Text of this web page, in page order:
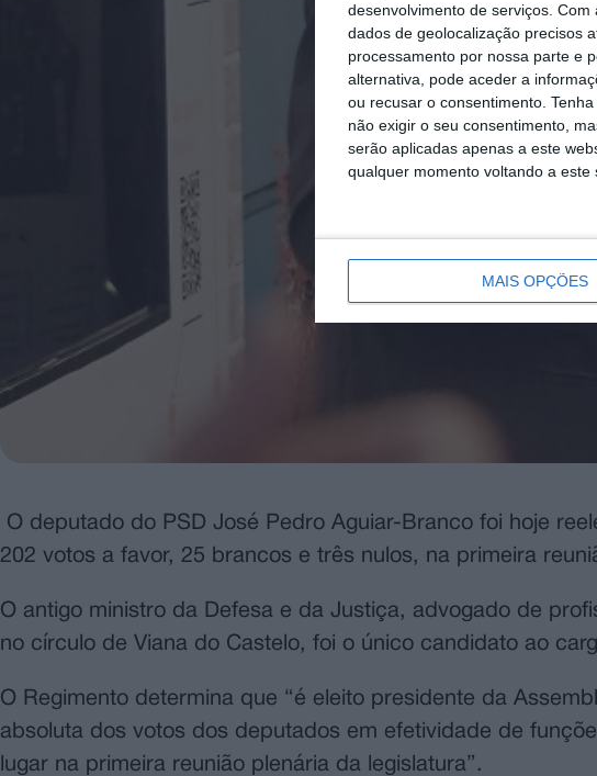
desenvolvimento de serviços. Com
dados de geolocalização precisos
processamento por nossa parte e
alternativa, pode aceder a
ou recusar o consentimento.
não exigir o seu consentimento,
serão aplicadas apenas a este
qualquer momento voltando a este
MAIS OPÇÕES
O deputado do PSD José Pedro Aguiar-Branco foi hoje
202 votos a favor, 25 brancos e três nulos, na primeira
O antigo ministro da Defesa e da Justiça, advogado de
no círculo de Viana do Castelo, foi o único candidato ao
O Regimento determina que “é eleito presidente da
absoluta dos votos dos deputados em efetividade de
lugar na primeira reunião plenária da legislatura”.